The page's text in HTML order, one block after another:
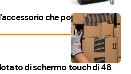
che porta Alexa su
di schermo touch di 48